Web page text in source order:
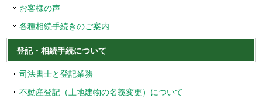
お客様の声
各種相続手続きのご案内
登記・相続手続について
司法書士と登記業務
不動産登記（土地建物の名義変更）について